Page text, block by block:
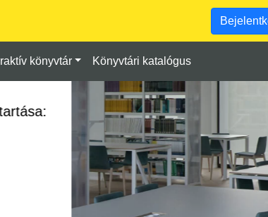
könyvtár Könyvtári katalógus
2026. febr. 13.
Új könyvtári rendszer a BGE
Egyetemi Könyvtárban: megérkezett
a Liberty!